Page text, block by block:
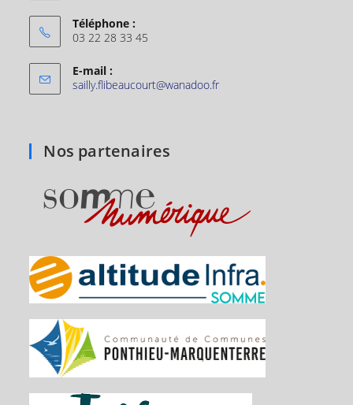
Téléphone :
03 22 28 33 45
E-mail :
sailly.flibeaucourt@wanadoo.fr
Nos partenaires